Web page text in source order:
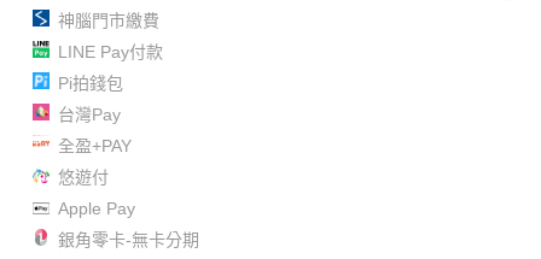
神腦門市繳費
LINE Pay付款
Pi拍錢包
台灣Pay
全盈+PAY
悠遊付
Apple Pay
銀角零卡-無卡分期